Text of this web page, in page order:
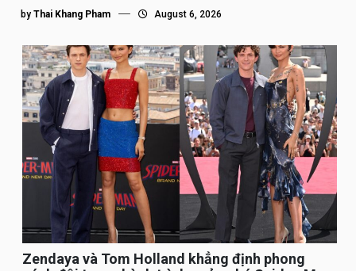
by Thai Khang Pham August 6, 2026
Zendaya và Tom Holland khẳng định phong